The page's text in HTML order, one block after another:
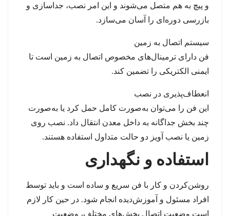
و پیچ به هم متصل می‌شوند و این امر نصب، جداسازی و
بازرسی دوره‌ای را آسان می‌سازد.
سیستم اتصال به زمین
فن دارای ترمینال‌های مخصوص اتصال به زمین است تا
ایمنی الکتریکی را تضمین کند.
انعطاف‌پذیری در نصب
این فن را می‌توان به‌صورت کامل حمل کرد یا به‌صورت
چند بخش جداگانه به داخل معدن انتقال داد. نصب روی
زمین یا نصب آویز دو حالت متداول استفاده هستند.
استفاده و نگهداری
روشن‌کردن و کار با فن سریع و ساده است و باید توسط
افراد مسئول و آموزش‌دیده انجام شود. در حین کار لازم
است وضعیت اتصال بخش‌های مختلف، وضعیت